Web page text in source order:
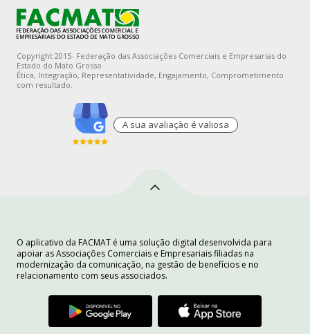
Copyright 2015- Federação das Associações Comerciais e Empresarias do
Estado do Mato Grosso
Ética, Integração, Representatividade, Engajamento, Comprometimento
com resultado.
A sua avaliaçào é valiosa
O aplicativo da FACMAT é uma solução digital desenvolvida para
apoiar as Associações Comerciais e Empresariais filiadas na
modernização da comunicação, na gestão de benefícios e no
relacionamento com seus associados.